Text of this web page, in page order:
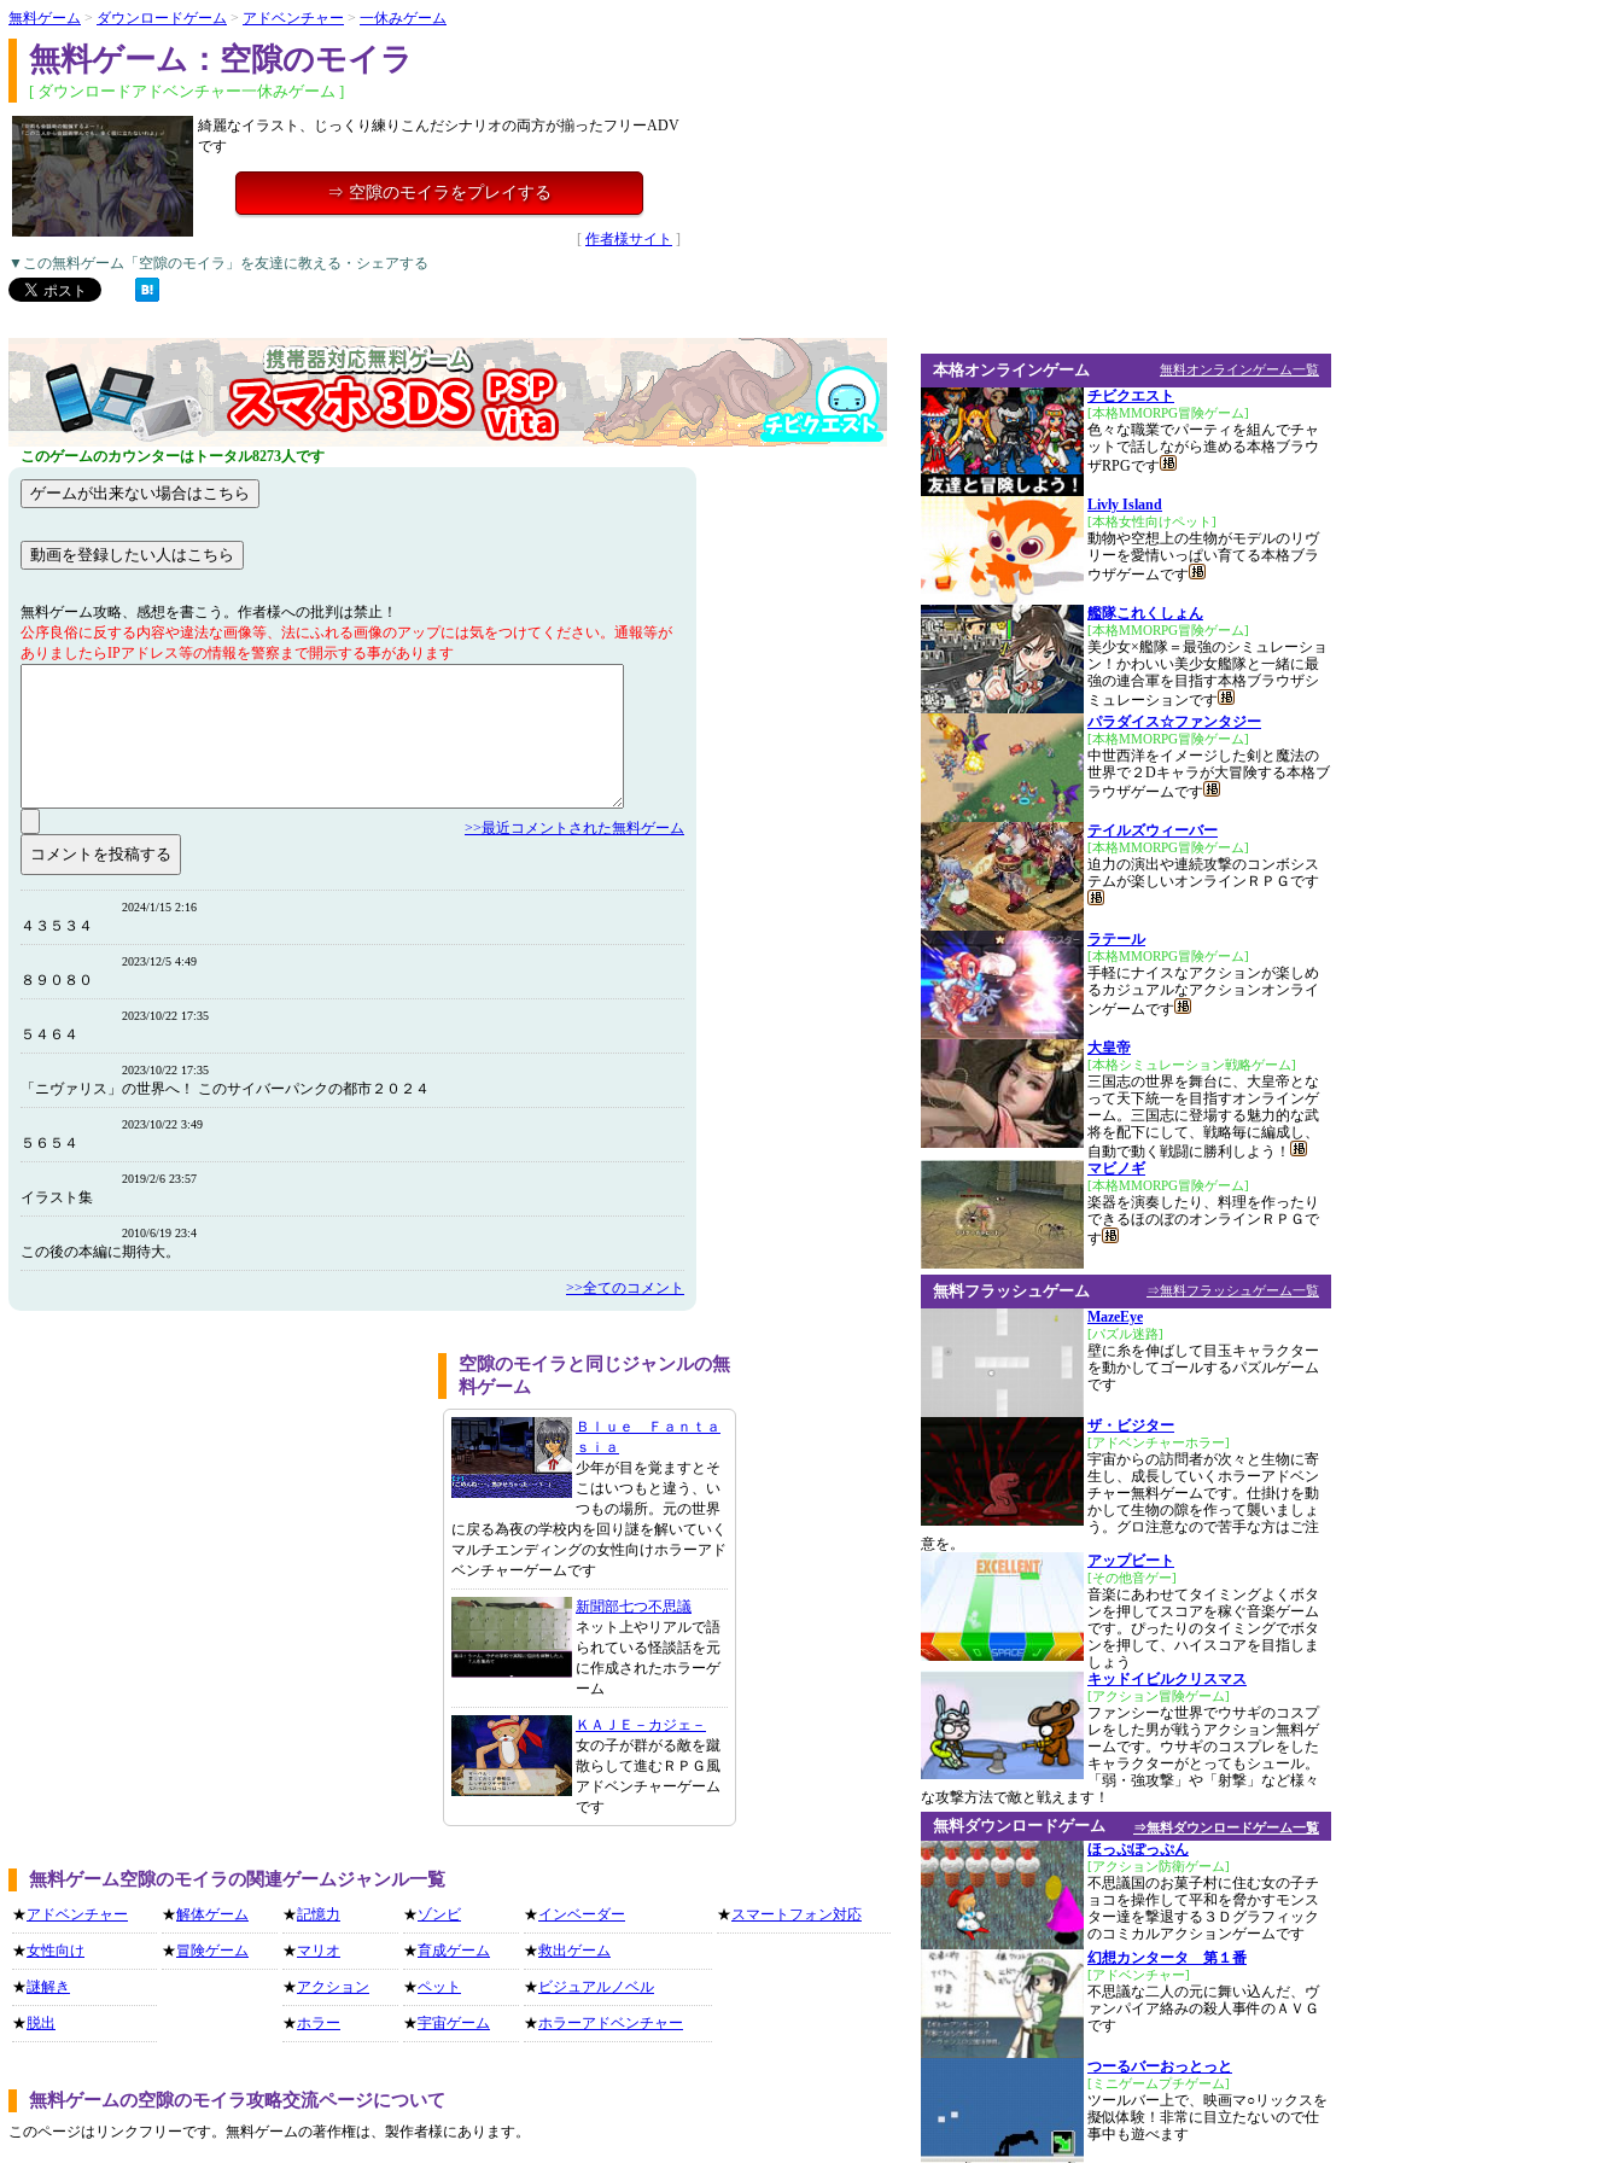
無料ゲーム > ダウンロードゲーム > アドベンチャー > 一休みゲーム
無料ゲーム：空隙のモイラ
[ ダウンロードアドベンチャー一休みゲーム ]
綺麗なイラスト、じっくり練りこんだシナリオの両方が揃ったフリーADV
です
⇒ 空隙のモイラをプレイする
[ 作者様サイト ]
▼この無料ゲーム「空隙のモイラ」を友達に教える・シェアする
このゲームのカウンターはトータル8273人です
無料ゲーム攻略、感想を書こう。作者様への批判は禁止！
公序良俗に反する内容や違法な画像等、法にふれる画像のアップには気をつけてください。通報等が
ありましたらIPアドレス等の情報を警察まで開示する事があります
>>最近コメントされた無料ゲーム
2024/1/15 2:16
４３５３４
2023/12/5 4:49
８９０８０
2023/10/22 17:35
５４６４
2023/10/22 17:35
「ニヴァリス」の世界へ！ このサイバーパンクの都市２０２４
2023/10/22 3:49
５６５４
2019/2/6 23:57
イラスト集
2010/6/19 23:4
この後の本編に期待大。
>>全てのコメント
空隙のモイラと同じジャンルの無
料ゲーム
Ｂｌｕｅ Ｆａｎｔａ
ｓｉａ
少年が目を覚ますとそ
こはいつもと違う、い
つもの場所。元の世界
に戻る為夜の学校内を回り謎を解いていく
マルチエンディングの女性向けホラーアド
ベンチャーゲームです
新聞部七つ不思議
ネット上やリアルで語
られている怪談話を元
に作成されたホラーゲ
ーム
ＫＡＪＥ－カジェ－
女の子が群がる敵を蹴
散らして進むＲＰＧ風
アドベンチャーゲーム
です
無料ゲーム空隙のモイラの関連ゲームジャンル一覧
★アドベンチャー
★女性向け
★謎解き
★ 脱出
★解体ゲーム
★冒険ゲーム
★記憶力
★マリオ
★アクション
★ホラー
★ゾンビ
★育成ゲーム
★ペット
★宇宙ゲーム
★インベーダー
★救出ゲーム
★ ビジュアルノベル
★ホラーアドベンチャー
★スマートフォン対応
無料ゲームの空隙のモイラ攻略交流ページについて
このページはリンクフリーです。無料ゲームの著作権は、製作者様にあります。
無料オンラインゲーム一覧
本格オンラインゲーム
チビクエスト
[本格MMORPG冒険ゲーム]
色々な職業でパーティを組んでチャ
ットで話しながら進める本格ブラウ
ザRPGです
Livly Island
[本格女性向けペット]
動物や空想上の生物がモデルのリヴ
リーを愛情いっぱい育てる本格ブラ
ウザゲームです
艦隊これくしょん
[本格MMORPG冒険ゲーム]
美少女×艦隊＝最強のシミュレーショ
ン！かわいい美少女艦隊と一緒に最
強の連合軍を目指す本格ブラウザシ
ミュレーションです
パラダイス☆ファンタジー
[本格MMORPG冒険ゲーム]
中世西洋をイメージした剣と魔法の
世界で２Dキャラが大冒険する本格ブ
ラウザゲームです
テイルズウィーバー
[本格MMORPG冒険ゲーム]
迫力の演出や連続攻撃のコンボシス
テムが楽しいオンラインＲＰＧです
ラテール
[本格MMORPG冒険ゲーム]
手軽にナイスなアクションが楽しめ
るカジュアルなアクションオンライ
ンゲームです
大皇帝
[本格シミュレーション戦略ゲーム]
三国志の世界を舞台に、大皇帝とな
って天下統一を目指すオンラインゲ
ーム。三国志に登場する魅力的な武
将を配下にして、戦略毎に編成し、
自動で動く戦闘に勝利しよう！
マビノギ
[本格MMORPG冒険ゲーム]
楽器を演奏したり、料理を作ったり
できるほのぼのオンラインＲＰＧで
す
⇒無料フラッシュゲーム一覧
無料フラッシュゲーム
MazeEye
[パズル迷路]
壁に糸を伸ばして目玉キャラクター
を動かしてゴールするパズルゲーム
です
ザ・ビジター
[アドベンチャーホラー]
宇宙からの訪問者が次々と生物に寄
生し、成長していくホラーアドベン
チャー無料ゲームです。仕掛けを動
かして生物の隙を作って襲いましょ
う。グロ注意なので苦手な方はご注
意を。
アップビート
[その他音ゲー]
音楽にあわせてタイミングよくボタ
ンを押してスコアを稼ぐ音楽ゲーム
です。ぴったりのタイミングでボタ
ンを押して、ハイスコアを目指しま
しょう
キッドイビルクリスマス
[アクション冒険ゲーム]
ファンシーな世界でウサギのコスプ
レをした男が戦うアクション無料ゲ
ームです。ウサギのコスプレをした
キャラクターがとってもシュール。
「弱・強攻撃」や「射撃」など様々
な攻撃方法で敵と戦えます！
⇒無料ダウンロードゲーム一覧
無料ダウンロードゲーム
ほっぷぽっぷん
[アクション防衛ゲーム]
不思議国のお菓子村に住む女の子チ
ョコを操作して平和を脅かすモンス
ター達を撃退する３Ｄグラフィック
のコミカルアクションゲームです
幻想カンタータ 第１番
[アドベンチャー]
不思議な二人の元に舞い込んだ、ヴ
ァンパイア絡みの殺人事件のＡＶＧ
です
つーるバーおっとっと
[ミニゲームプチゲーム]
ツールバー上で、映画マ○リックスを
擬似体験！非常に目立たないので仕
事中も遊べます